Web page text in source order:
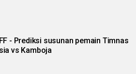
- Prediksi susunan pemain Timnas
vs Kamboja